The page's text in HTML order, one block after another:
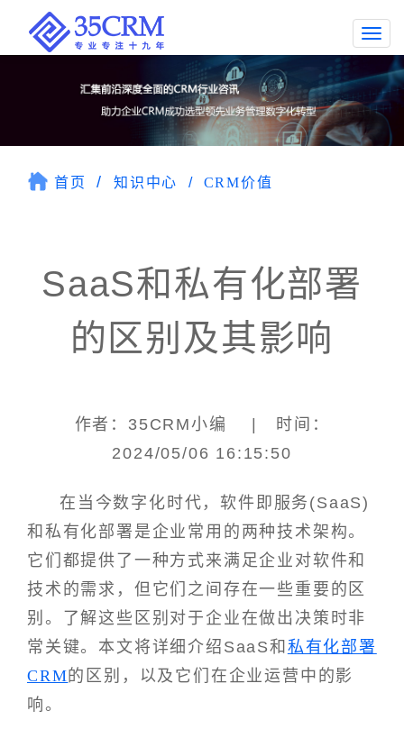
首页 知识中心 CRM价值
SaaS和私有化部署
的区别及其影响
作者：35CRM小编 | 时间：
2024/05/06 16:15:50
在当今数字化时代，软件即服务(SaaS)
和私有化部署是企业常用的两种技术架构。
它们都提供了一种方式来满足企业对软件和
技术的需求，但它们之间存在一些重要的区
别。了解这些区别对于企业在做出决策时非
常关键。本文将详细介绍SaaS和 私有化部署
CRM的区别，以及它们在企业运营中的影
响。